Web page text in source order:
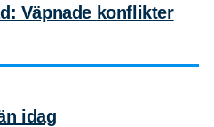
Väpnade konflikter
idag